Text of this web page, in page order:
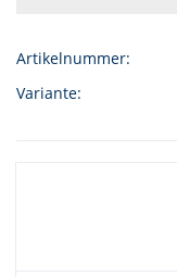
Artikelnummer:
Variante: